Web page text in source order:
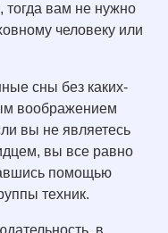
тогда вам не нужно
человеку или
сны без каких-
воображением
вы не являетесь
вы все равно
помощью
техник.